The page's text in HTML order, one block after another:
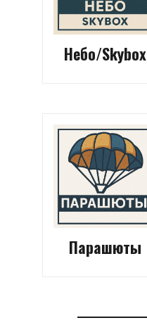
Небо/Skybox
Парашюты